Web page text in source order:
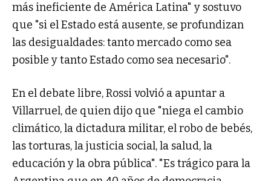
más ineficiente de América Latina" y sostuvo
que "si el Estado está ausente, se profundizan
las desigualdades: tanto mercado como sea
posible y tanto Estado como sea necesario".
En el debate libre, Rossi volvió a apuntar a
Villarruel, de quien dijo que "niega el cambio
climático, la dictadura militar, el robo de bebés,
las torturas, la justicia social, la salud, la
educación y la obra pública". "Es trágico para la